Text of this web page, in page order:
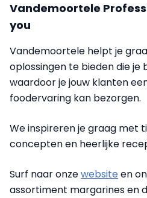
Vandemoortele
you
Vandemoortele helpt je
oplossingen te bieden die je
waardoor je jouw klanten
foodervaring kan bezorgen.
We inspireren je graag met
concepten en heerlijke
Surf naar onzewebsite en
assortiment margarines en